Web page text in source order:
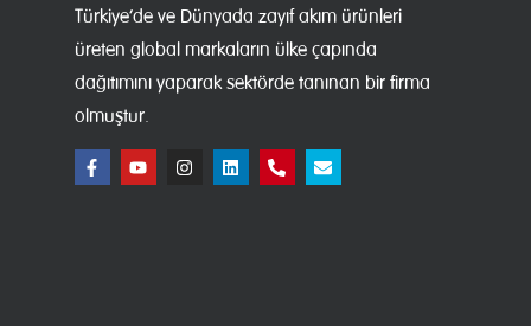
Türkiye’de ve Dünyada zayıf akım ürünleri
üreten global markaların ülke çapında
dağıtımını yaparak sektörde tanınan bir firma
olmuştur.